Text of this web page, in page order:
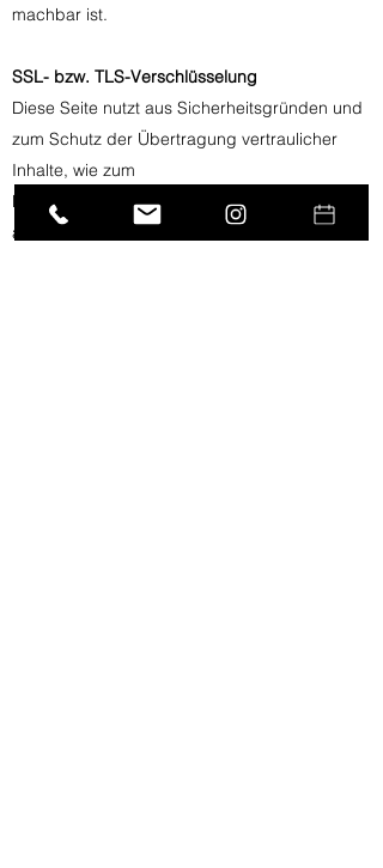
machbar ist.
SSL- bzw. TLS-Verschlüsselung
Diese Seite nutzt aus Sicherheitsgründen und
zum Schutz der Übertragung vertraulicher
Inhalte, wie zum
Beispiel Bestellungen oder Anfragen, die Sie
an uns als Seitenbetreiber senden, eine SSL-